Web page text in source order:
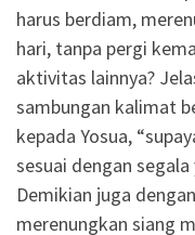
harus berdiam,
hari, tanpa pergi
aktivitas lainnya?
sambungan kalimat
kepada Yosua,
sesuai dengan
Demikian juga
merenungkan siang